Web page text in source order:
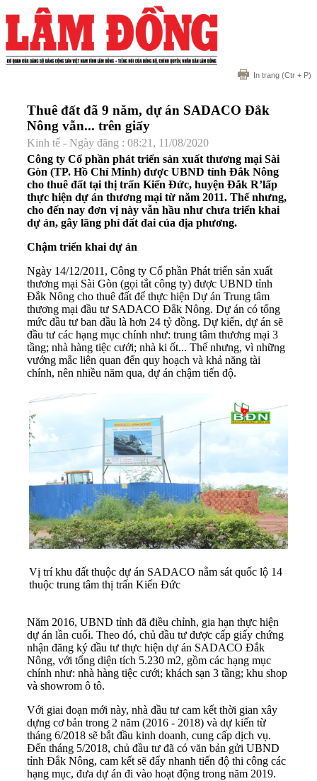
In trang (Ctr + P)
Thuê đất đã 9 năm, dự án SADACO Đắk
Nông vẫn... trên giấy
Kinh tế - Ngày đăng : 08:21, 11/08/2020
Công ty Cổ phần phát triển sản xuất thương mại Sài
Gòn (TP. Hồ Chí Minh) được UBND tỉnh Đắk Nông
cho thuê đất tại thị trấn Kiến Đức, huyện Đắk R’lấp
thực hiện dự án thương mại từ năm 2011. Thế nhưng,
cho đến nay đơn vị này vẫn hầu như chưa triển khai
dự án, gây lãng phí đất đai của địa phương.
Chậm triển khai dự án
Ngày 14/12/2011, Công ty Cổ phần Phát triển sản xuất
thương mại Sài Gòn (gọi tắt công ty) được UBND tỉnh
Đắk Nông cho thuê đất để thực hiện Dự án Trung tâm
thương mại đầu tư SADACO Đắk Nông. Dự án có tổng
mức đầu tư ban đầu là hơn 24 tỷ đồng. Dự kiến, dự án sẽ
đầu tư các hạng mục chính như: trung tâm thương mại 3
tầng; nhà hàng tiệc cưới; nhà ki ốt... Thế nhưng, vì những
vướng mắc liên quan đến quy hoạch và khả năng tài
chính, nên nhiều năm qua, dự án chậm tiến độ.
Vị trí khu đất thuộc dự án SADACO nằm sát quốc lộ 14
thuộc trung tâm thị trấn Kiến Đức
Năm 2016, UBND tỉnh đã điều chỉnh, gia hạn thực hiện
dự án lần cuối. Theo đó, chủ đầu tư được cấp giấy chứng
nhận đăng ký đầu tư thực hiện dự án SADACO Đắk
Nông, với tổng diện tích 5.230 m2, gồm các hạng mục
chính như: nhà hàng tiệc cưới; khách sạn 3 tầng; khu shop
và showrom ô tô.
Với giai đoạn mới này, nhà đầu tư cam kết thời gian xây
dựng cơ bản trong 2 năm (2016 - 2018) và dự kiến từ
tháng 6/2018 sẽ bắt đầu kinh doanh, cung cấp dịch vụ.
Đến tháng 5/2018, chủ đầu tư đã có văn bản gửi UBND
tỉnh Đắk Nông, cam kết sẽ đẩy nhanh tiến độ thi công các
hạng mục, đưa dự án đi vào hoạt động trong năm 2019.